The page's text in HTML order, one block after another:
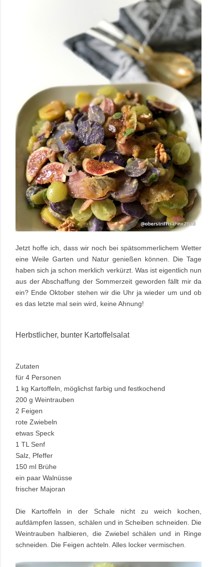
Jetzt hoffe ich, dass wir noch bei spätsommerlichem Wetter
eine Weile Garten und Natur genießen können. Die Tage
haben sich ja schon merklich verkürzt. Was ist eigentlich nun
aus der Abschaffung der Sommerzeit geworden fällt mir da
ein? Ende Oktober stehen wir die Uhr ja wieder um und ob
es das letzte mal sein wird, keine Ahnung!
Herbstlicher, bunter Kartoffelsalat
Zutaten
für 4 Personen
1 kg Kartoffeln, möglichst farbig und festkochend
200 g Weintrauben
2 Feigen
rote Zwiebeln
etwas Speck
1 TL Senf
Salz, Pfeffer
150 ml Brühe
ein paar Walnüsse
frischer Majoran
Die Kartoffeln in der Schale nicht zu weich kochen,
aufdämpfen lassen, schälen und in Scheiben schneiden. Die
Weintrauben halbieren, die Zwiebel schälen und in Ringe
schneiden. Die Feigen achteln. Alles locker vermischen.